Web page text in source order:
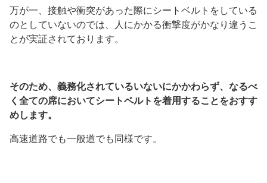
万が一、接触や衝突があった際にシートベルトをしている
のとしていないのでは、人にかかる衝撃度がかなり違うこ
とが実証されております。
そのため、義務化されているいないにかかわらず、なるべ
く全ての席においてシートベルトを着用することをおすす
めします。
高速道路でも一般道でも同様です。